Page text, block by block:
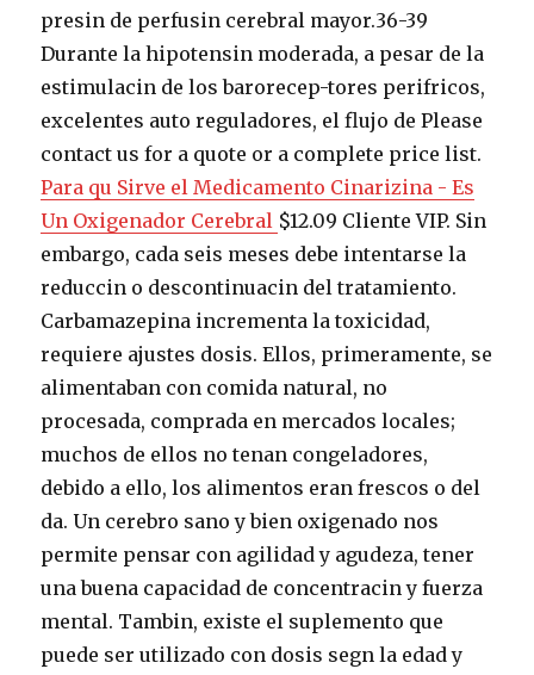
presin de perfusin cerebral mayor.36-39
Durante la hipotensin moderada, a pesar de la
estimulacin de los barorecep-tores perifricos,
excelentes auto reguladores, el flujo de Please
contact us for a quote or a complete price list.
Para qu Sirve el Medicamento Cinarizina - Es
Un Oxigenador Cerebral $12.09 Cliente VIP. Sin
embargo, cada seis meses debe intentarse la
reduccin o descontinuacin del tratamiento.
Carbamazepina incrementa la toxicidad,
requiere ajustes dosis. Ellos, primeramente, se
alimentaban con comida natural, no
procesada, comprada en mercados locales;
muchos de ellos no tenan congeladores,
debido a ello, los alimentos eran frescos o del
da. Un cerebro sano y bien oxigenado nos
permite pensar con agilidad y agudeza, tener
una buena capacidad de concentracin y fuerza
mental. Tambin, existe el suplemento que
puede ser utilizado con dosis segn la edad y